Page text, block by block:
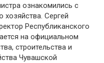
ознакомились с
Сергей
Республиканского
на официальном
строительства и
Чувашской